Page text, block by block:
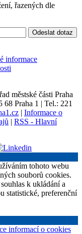
řazených dle
Odeslat dotaz
informace
městské části Praha
68 Praha 1 | Tel.: 221
| Informace o
| RSS - Hlavní
tohoto webu
souborů cookies.
k ukládání a
statistické, preferenční
informací o cookies